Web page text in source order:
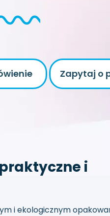
Zapytaj o
i
i ekologicznym